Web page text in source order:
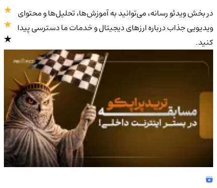
4.9/5
در بخش ویدئو رسانه، می‌توانید به آموزش‌ها، تحلیل‌ها و محتوای
ویدیویی جذاب درباره ارزهای دیجیتال و خدمات ما دسترسی پیدا
کنید.